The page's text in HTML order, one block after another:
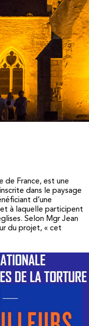
de France, est une
dans le paysage
d’une
et à laquelle participent
Selon Mgr Jean
du projet, « cet